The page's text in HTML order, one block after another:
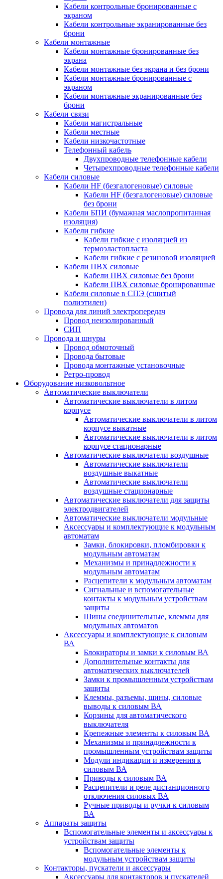
Кабели контрольные бронированные с
экраном
Кабели контрольные экранированные без
брони
Кабели монтажные
Кабели монтажные бронированные без
экрана
Кабели монтажные без экрана и без брони
Кабели монтажные бронированные с
экраном
Кабели монтажные экранированные без
брони
Кабели связи
Кабели магистральные
Кабели местные
Кабели низкочастотные
Телефонный кабель
Двухпроводные телефонные кабели
Четырехпроводные телефонные кабели
Кабели силовые
Кабели HF (безгалогеновые) силовые
Кабели HF (безгалогеновые) силовые
без брони
Кабели БПИ (бумажная маслопропитанная
изоляция)
Кабели гибкие
Кабели гибкие с изоляцией из
термоэластопласта
Кабели гибкие с резиновой изоляцией
Кабели ПВХ силовые
Кабели ПВХ силовые без брони
Кабели ПВХ силовые бронированные
Кабели силовые в СПЭ (сшитый
полиэтилен)
Провода для линий электропередач
Провод неизолированный
СИП
Провода и шнуры
Провод обмоточный
Провода бытовые
Провода монтажные установочные
Ретро-провод
Оборудование низковольтное
Автоматические выключатели
Автоматические выключатели в литом
корпусе
Автоматические выключатели в литом
корпусе выкатные
Автоматические выключатели в литом
корпусе стационарные
Автоматические выключатели воздушные
Автоматические выключатели
воздушные выкатные
Автоматические выключатели
воздушные стационарные
Автоматические выключатели для защиты
электродвигателей
Автоматические выключатели модульные
Аксессуары и комплектующие к модульным
автоматам
Замки, блокировки, пломбировки к
модульным автоматам
Механизмы и принадлежности к
модульным автоматам
Расцепители к модульным автоматам
Сигнальные и вспомогательные
контакты к модульным устройствам
защиты
Шины соединительные, клеммы для
модульных автоматов
Аксессуары и комплектующие к силовым
ВА
Блокираторы и замки к силовым ВА
Дополнительные контакты для
автоматических выключателей
Замки к промышленным устройствам
защиты
Клеммы, разъемы, шины, силовые
выводы к силовым ВА
Корзины для автоматического
выключателя
Крепежные элементы к силовым ВА
Механизмы и принадлежности к
промышленным устройствам защиты
Модули индикации и измерения к
силовым ВА
Приводы к силовым ВА
Расцепители и реле дистанционного
отключения силовых ВА
Ручные приводы и ручки к силовым
ВА
Аппараты защиты
Вспомогательные элементы и аксессуары к
устройствам защиты
Вспомогательные элементы к
модульным устройствам защиты
Контакторы, пускатели и аксессуары
Аксессуары для контакторов и пускателей